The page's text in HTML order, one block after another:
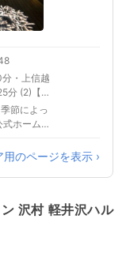
・上信越
公
ります西
きのバス
観光バ
しなの鉄
）下車、
節によっ
ホームペ
用のページを表示 ›
沢村 軽井沢ハル